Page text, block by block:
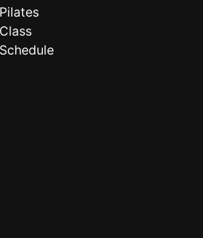
Pilates
Class
Schedule